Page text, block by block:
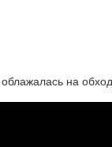
на